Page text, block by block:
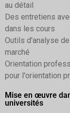
au détail
Des entretiens
dans les cours
Outils d'analyse
marché
Orientation
pour l'orientation
Mise en œuvre
universités